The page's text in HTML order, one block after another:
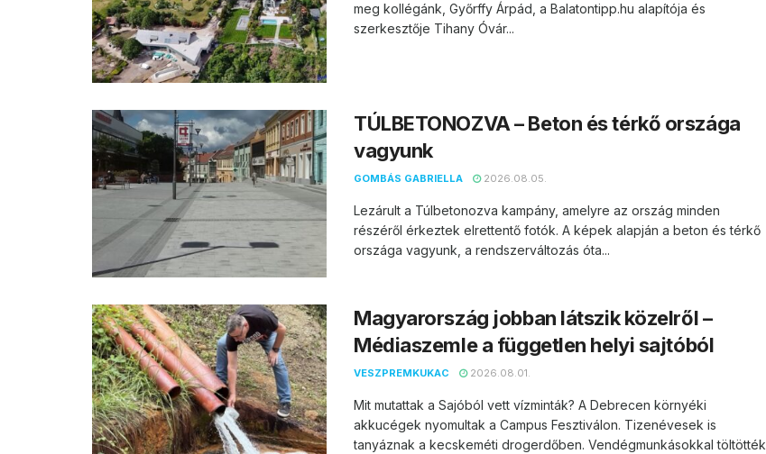
meg kollégánk, Győrffy Árpád, a Balatontipp.hu alapítója és
szerkesztője Tihany Óvár...
TÚLBETONOZVA – Beton és térkő országa
vagyunk
GOMBÁS GABRIELLA 2026.08.05.
Lezárult a Túlbetonozva kampány, amelyre az ország minden
részéről érkeztek elrettentő fotók. A képek alapján a beton és térkő
országa vagyunk, a rendszerváltozás óta...
Magyarország jobban látszik közelről –
Médiaszemle a független helyi sajtóból
VESZPREMKUKAC 2026.08.01.
Mit mutattak a Sajóból vett vízminták? A Debrecen környéki
akkucégek nyomultak a Campus Fesztiválon. Tizenévesek is
tanyáznak a kecskeméti drogerdőben. Vendégmunkásokkal töltötték